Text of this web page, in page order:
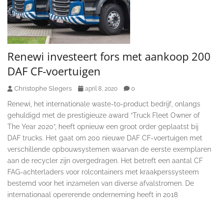
Renewi investeert fors met aankoop 200
DAF CF-voertuigen
Christophe Slegers april 8, 2020 0
Renewi, het internationale waste-to-product bedrijf, onlangs
gehuldigd met de prestigieuze award “Truck Fleet Owner of
The Year 2020”, heeft opnieuw een groot order geplaatst bij
DAF trucks. Het gaat om 200 nieuwe DAF CF-voertuigen met
verschillende opbouwsystemen waarvan de eerste exemplaren
aan de recycler zijn overgedragen. Het betreft een aantal CF
FAG-achterladers voor rolcontainers met kraakperssysteem
bestemd voor het inzamelen van diverse afvalstromen. De
internationaal opererende onderneming heeft in 2018